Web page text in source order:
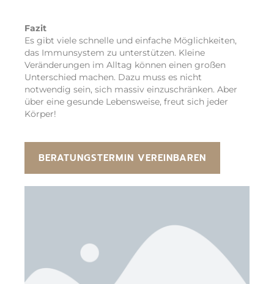
Fazit
Es gibt viele schnelle und einfache Möglichkeiten,
das Immunsystem zu unterstützen. Kleine
Veränderungen im Alltag können einen großen
Unterschied machen. Dazu muss es nicht
notwendig sein, sich massiv einzuschränken. Aber
über eine gesunde Lebensweise, freut sich jeder
Körper!
BERATUNGSTERMIN VEREINBAREN